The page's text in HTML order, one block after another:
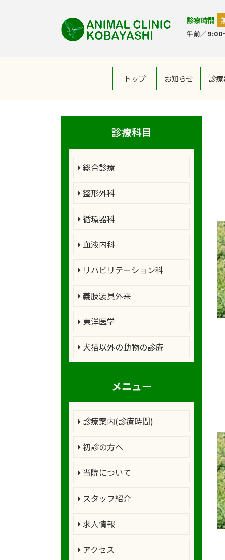
診察時間
午前／
トップ お知らせ 診
診療科目
総合診療
整形外科
循環器科
血液内科
リハビリテーション科
義肢装具外来
東洋医学
犬猫以外の動物の診療
メニュー
診療案内(診療時間)
初診の方へ
当院について
スタッフ紹介
求人情報
アクセス